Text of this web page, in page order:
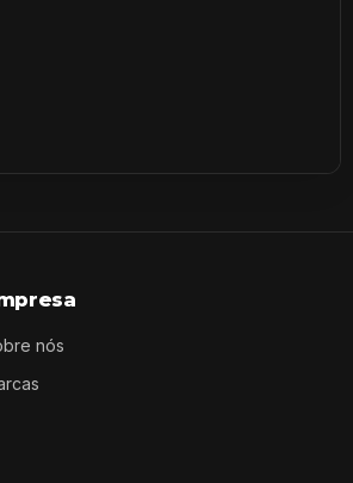
nós